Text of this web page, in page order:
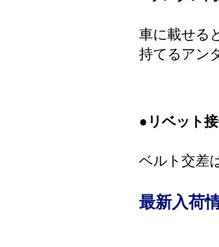
車に載せる
持てるアン
●リベット
ベルト交差
最新入荷